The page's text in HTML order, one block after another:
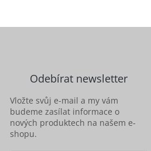
Odebírat newsletter
Vložte svůj e-mail a my vám
budeme zasílat informace o
nových produktech na našem e-
shopu.